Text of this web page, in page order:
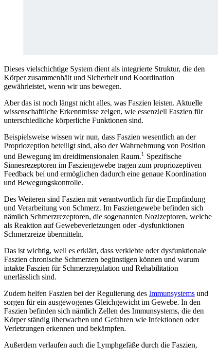
Dieses vielschichtige System dient als integrierte Struktur, die den
Körper zusammenhält und Sicherheit und Koordination
gewährleistet, wenn wir uns bewegen.
Aber das ist noch längst nicht alles, was Faszien leisten. Aktuelle
wissenschaftliche Erkenntnisse zeigen, wie essenziell Faszien für
unterschiedliche körperliche Funktionen sind.
Beispielsweise wissen wir nun, dass Faszien wesentlich an der
Propriozeption beteiligt sind, also der Wahrnehmung von Position
und Bewegung im dreidimensionalen Raum.1 Spezifische
Sinnesrezeptoren im Fasziengewebe tragen zum propriozeptiven
Feedback bei und ermöglichen dadurch eine genaue Koordination
und Bewegungskontrolle.
Des Weiteren sind Faszien mit verantwortlich für die Empfindung
und Verarbeitung von Schmerz. Im Fasziengewebe befinden sich
nämlich Schmerzrezeptoren, die sogenannten Nozizeptoren, welche
als Reaktion auf Gewebeverletzungen oder -dysfunktionen
Schmerzreize übermitteln.
Das ist wichtig, weil es erklärt, dass verklebte oder dysfunktionale
Faszien chronische Schmerzen begünstigen können und warum
intakte Faszien für Schmerzregulation und Rehabilitation
unerlässlich sind.
Zudem helfen Faszien bei der Regulierung des Immunsystems und
sorgen für ein ausgewogenes Gleichgewicht im Gewebe. In den
Faszien befinden sich nämlich Zellen des Immunsystems, die den
Körper ständig überwachen und Gefahren wie Infektionen oder
Verletzungen erkennen und bekämpfen.
Außerdem verlaufen auch die Lymphgefäße durch die Faszien,